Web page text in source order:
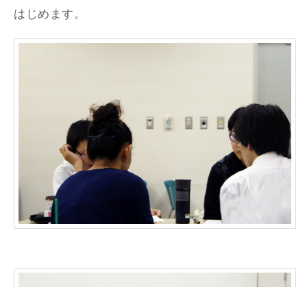
はじめます。